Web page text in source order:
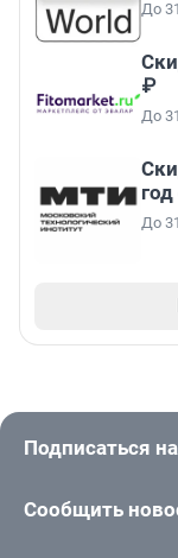
До
₽
До
До
Подписаться
Сообщить